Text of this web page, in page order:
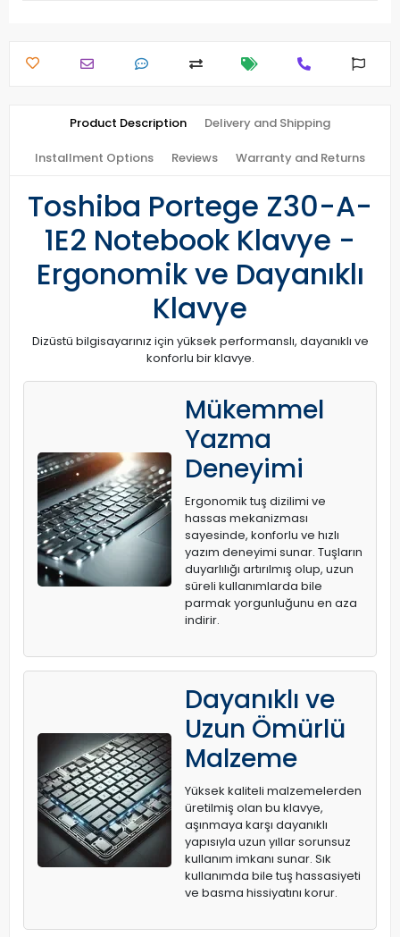
Product Description Delivery and Shipping
Installment Options Reviews Warranty and Returns
Toshiba Portege Z30-A-
1E2 Notebook Klavye -
Ergonomik ve Dayanıklı
Klavye
Dizüstü bilgisayarınız için yüksek performanslı, dayanıklı ve
konforlu bir klavye.
Mükemmel
Yazma
Deneyimi
Ergonomik tuş dizilimi ve
hassas mekanizması
sayesinde, konforlu ve hızlı
yazım deneyimi sunar. Tuşların
duyarlılığı artırılmış olup, uzun
süreli kullanımlarda bile
parmak yorgunluğunu en aza
indirir.
Dayanıklı ve
Uzun Ömürlü
Malzeme
Yüksek kaliteli malzemelerden
üretilmiş olan bu klavye,
aşınmaya karşı dayanıklı
yapısıyla uzun yıllar sorunsuz
kullanım imkanı sunar. Sık
kullanımda bile tuş hassasiyeti
ve basma hissiyatını korur.